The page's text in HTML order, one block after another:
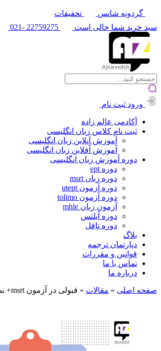
گردونه شانس
تخفیفات
سبد خرید شما خالی است
22759275
-021
ورود ثبت نام
آکادمی عالم زاده
ثبت نام کلاس زبان انگلیسی
آموزش آنلاین زبان انگلیسی
آموزش آفلاین زبان انگلیسی
دوره آموزش زبان انگلیسی
دوره ept
دوره زبان msrt
دوره آزمون utept
دوره آزمون tolimo
آزمون زبان mhle
دوره آیلتس
دوره تافل
بلاگ
دپارتمان ترجمه
قوانین و مقررات
تماس با ما
درباره ما
صفحه اصلی » مقالات » قبولی در آزمون msrt+ نمره قبولی آزمون msrt چقدر است؟